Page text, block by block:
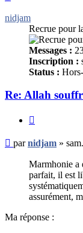
nidjam
Recrue pour
Messages :
Inscription :
Status :
Re: Allah
Message
non
parnidjam »
Marmhonie a
parfait, il est
assurément,
Ma réponse :